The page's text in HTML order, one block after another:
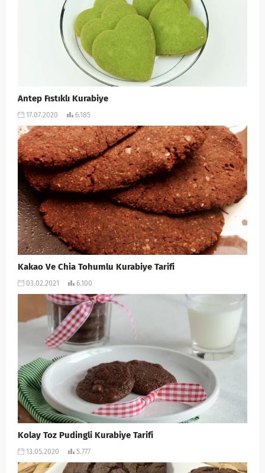
Antep Fıstıklı Kurabiye
17.07.2020 6.185
Kakao Ve Chia Tohumlu Kurabiye Tarifi
03.02.2021 6.100
Kolay Toz Pudingli Kurabiye Tarifi
13.05.2020 5.777